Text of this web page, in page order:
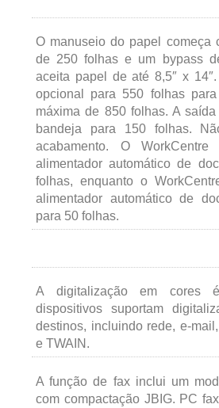
O manuseio do papel começa
de 250 folhas e um bypass
aceita papel de até 8,5″ x
opcional para 550 folhas
máxima de 850 folhas. A
bandeja para 150 folhas.
acabamento. O
alimentador automático de
folhas, enquanto o
alimentador automático de
para 50 folhas.
A digitalização em cores
dispositivos suportam
destinos, incluindo rede, e-
e TWAIN.
A função de fax inclui um
com compactação JBIG. PC